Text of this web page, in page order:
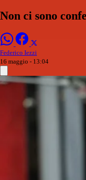
Non ci sono
Federico Iezzi
16 maggio - 13:04